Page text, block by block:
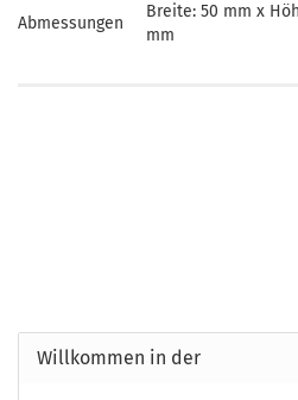
Abmessungen
Breite: 50 mm x
mm
Willkommen in der